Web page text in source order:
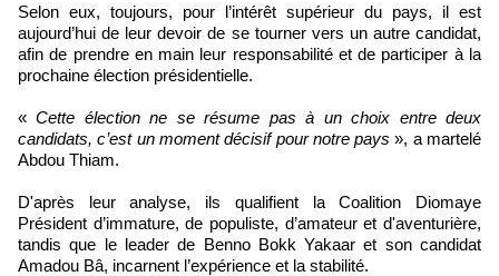
Selon eux, toujours, pour l’intérêt supérieur du pays, il est
aujourd’hui de leur devoir de se tourner vers un autre candidat,
afin de prendre en main leur responsabilité et de participer à la
prochaine élection présidentielle.
«Cette élection ne se résume pas à un choix entre deux
candidats, c’est un moment décisif pour notre pays», a martelé
Abdou Thiam.
D'après leur analyse, ils qualifient la Coalition Diomaye
Président d’immature, de populiste, d’amateur et d'aventurière,
tandis que le leader de Benno Bokk Yakaar et son candidat
Amadou Bâ, incarnent l’expérience et la stabilité.